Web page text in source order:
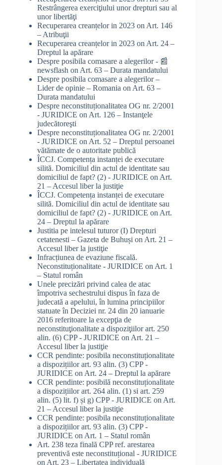
Restrângerea exerciţiului unor drepturi sau al
unor libertăţi
Recuperarea creanțelor in 2023 on Art. 146
– Atribuţii
Recuperarea creanțelor in 2023 on Art. 24 –
Dreptul la apărare
Despre posibila comasare a alegerilor - 📰
newsflash on Art. 63 – Durata mandatului
Despre posibila comasare a alegerilor –
Lider de opinie – Romania on Art. 63 –
Durata mandatului
Despre neconstituționalitatea OG nr. 2/2001
- JURIDICE on Art. 126 – Instanţele
judecătoreşti
Despre neconstituționalitatea OG nr. 2/2001
- JURIDICE on Art. 52 – Dreptul persoanei
vătămate de o autoritate publică
ÎCCJ. Competența instanței de executare
silită. Domiciliul din actul de identitate sau
domiciliul de fapt? (2) - JURIDICE on Art.
21 – Accesul liber la justiţie
ÎCCJ. Competența instanței de executare
silită. Domiciliul din actul de identitate sau
domiciliul de fapt? (2) - JURIDICE on Art.
24 – Dreptul la apărare
Justitia pe intelesul tuturor (I) Drepturi
cetatenesti – Gazeta de Buhuși on Art. 21 –
Accesul liber la justiţie
Infracțiunea de evaziune fiscală.
Neconstituționalitate - JURIDICE on Art. 1
– Statul român
Unele precizări privind calea de atac
împotriva sechestrului dispus în faza de
judecată a apelului, în lumina principiilor
statuate în Deciziei nr. 24 din 20 ianuarie
2016 referitoare la excepţia de
neconstituţionalitate a dispoziţiilor art. 250
alin. (6) CPP - JURIDICE on Art. 21 –
Accesul liber la justiţie
CCR pendinte: posibila neconstituționalitate
a dispozițiilor art. 93 alin. (3) CPP -
JURIDICE on Art. 24 – Dreptul la apărare
CCR pendinte: posibilă neconstituționalitate
a dispozițiilor art. 264 alin. (1) si art. 259
alin. (5) lit. f) și g) CPP - JURIDICE on Art.
21 – Accesul liber la justiţie
CCR pendinte: posibila neconstituționalitate
a dispozițiilor art. 93 alin. (3) CPP -
JURIDICE on Art. 1 – Statul român
Art. 238 teza finală CPP ref. arestarea
preventivă este neconstituțional - JURIDICE
on Art. 23 – Libertatea individuală